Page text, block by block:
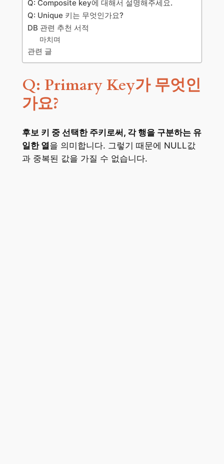
Q: Composite key에 대해서 설명해주세요.
Q: Unique 키는 무엇인가요?
DB 관련 추천 서적
마치며
관련 글
Q: Primary Key가 무엇인
가요?
후보 키 중 선택한 주키로써, 각 행을 구분하는 유
일한 열을 의미합니다. 그렇기 때문에 NULL값
과 중복된 값을 가질 수 없습니다.